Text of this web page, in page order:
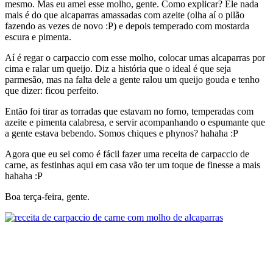
mesmo. Mas eu amei esse molho, gente. Como explicar? Ele nada
mais é do que alcaparras amassadas com azeite (olha aí o pilão
fazendo as vezes de novo :P) e depois temperado com mostarda
escura e pimenta.
Aí é regar o carpaccio com esse molho, colocar umas alcaparras por
cima e ralar um queijo. Diz a história que o ideal é que seja
parmesão, mas na falta dele a gente ralou um queijo gouda e tenho
que dizer: ficou perfeito.
Então foi tirar as torradas que estavam no forno, temperadas com
azeite e pimenta calabresa, e servir acompanhando o espumante que
a gente estava bebendo. Somos chiques e phynos? hahaha :P
Agora que eu sei como é fácil fazer uma receita de carpaccio de
carne, as festinhas aqui em casa vão ter um toque de finesse a mais
hahaha :P
Boa terça-feira, gente.